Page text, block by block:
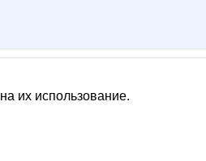
на их использование.